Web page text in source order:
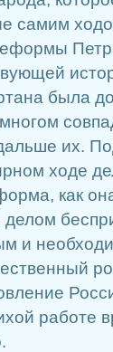
самим
была
их.
ходе
как
и
работе